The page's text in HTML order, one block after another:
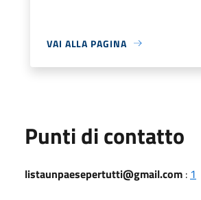
VAI ALLA PAGINA
Punti di contatto
listaunpaesepertutti@gmail.com : 1